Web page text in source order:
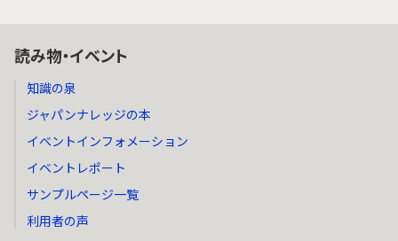
読み物・イベント
知識の泉
ジャパンナレッジの本
イベントインフォメーション
イベントレポート
サンプルページ一覧
利用者の声